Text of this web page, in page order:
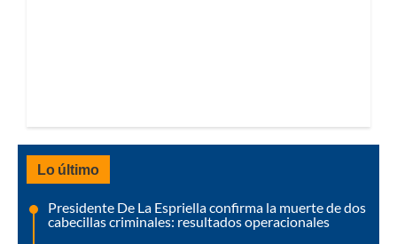
Lo último
Presidente De La Espriella confirma la muerte de dos
cabecillas criminales: resultados operacionales